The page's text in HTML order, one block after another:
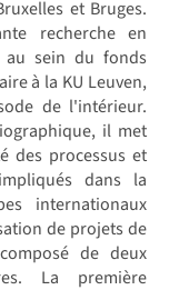
et Bruges.
recherche en
au sein du fonds
à la KU Leuven,
de l'intérieur.
il met
des processus et
dans la
internationaux
de projets de
de deux
La première